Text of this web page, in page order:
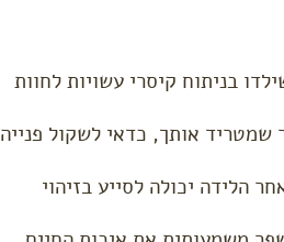
בניתוח קיסרי עשויות לחוות
אותך, כדאי לשקול פנייה
הלידה יכולה לסייע בזיהוי